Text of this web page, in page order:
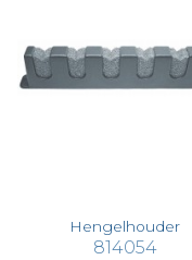
Hengelhouder
814054